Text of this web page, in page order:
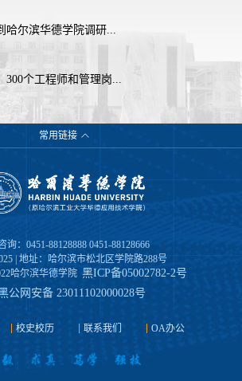
尔滨华德学院调研...
个工程师和管理岗...
常用链接
询：0451-88128888 0451-88128666
| 地址：哈尔滨市松北区学院路288号
哈尔滨华德学院 黑ICP备05002782-2号
公网安备 23011102000028号
校史校历 联系我们 OA办公